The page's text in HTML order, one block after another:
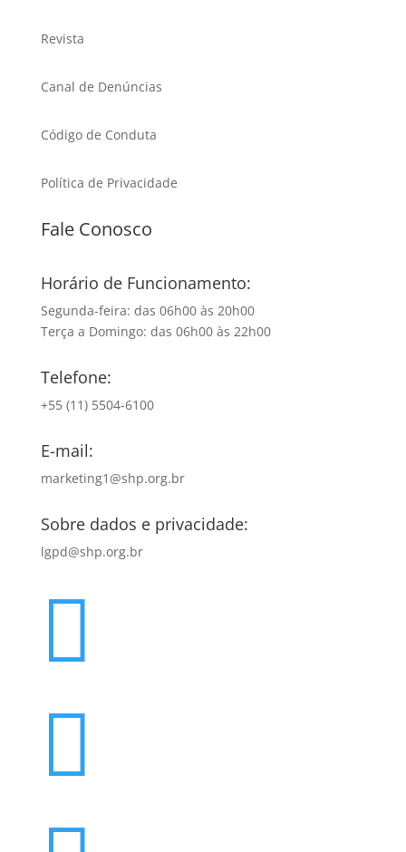
Revista
Canal de Denúncias
Código de Conduta
Política de Privacidade
Fale Conosco
Horário de Funcionamento:
Segunda-feira: das 06h00 às 20h00
Terça a Domingo: das 06h00 às 22h00
Telefone:
+55 (11) 5504-6100
E-mail:
marketing1@shp.org.br
Sobre dados e privacidade:
lgpd@shp.org.br

